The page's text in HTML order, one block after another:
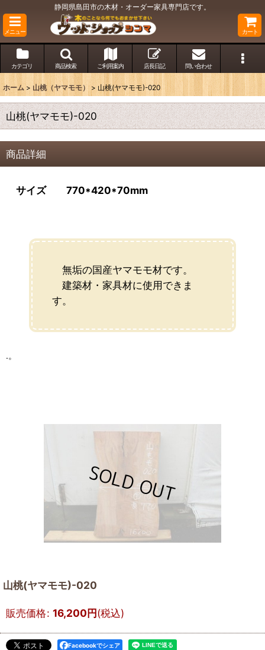
静岡県島田市の木材・オーダー家具専門店です。
メニュー カート
カテゴリ 商品検索 ご利用案内 店長日記 問い合わせ
ホーム > 山桃（ヤマモモ） > 山桃(ヤマモモ)-020
山桃(ヤマモモ)-020
商品詳細
サイズ 770*420*70mm
無垢の国産ヤマモモ材です。
建築材・家具材に使用できま
す。
.。
山桃(ヤマモモ)-020
販売価格: 16,200円(税込)
Facebookでシェア